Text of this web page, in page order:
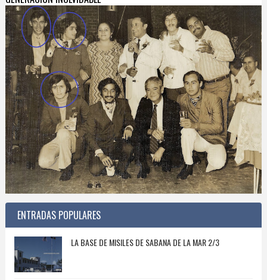
ENTRADAS POPULARES
LA BASE DE MISILES DE SABANA DE LA MAR 2/3